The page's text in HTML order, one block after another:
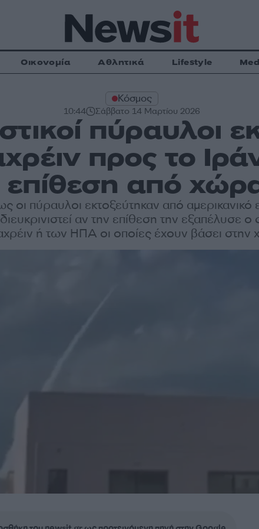
Οικονομία Αθλητικά Lifestyle
Κόσμος
10:44 Σάββατο 14 Μαρτίου 2026
πύραυλοι
προς το
επίθεση από
οι πύραυλοι εκτοξεύτηκαν από αμερικανικό
αν την επίθεση την εξαπέλυσε ο
ή των ΗΠΑ οι οποίες έχουν βάσει στην